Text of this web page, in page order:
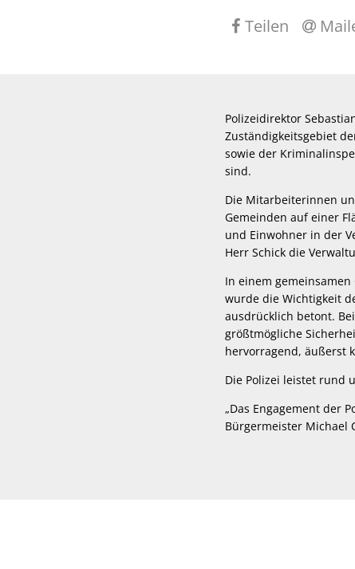
Teilen
Polizeidirektor
Zuständigkeitsgebiet
sowie der
sind.
Die Mitarbeiterinnen
Gemeinden auf einer
und Einwohner in der
Herr Schick die
In einem
wurde die Wichtigkeit
ausdrücklich betont.
größtmögliche
hervorragend, äußerst
Die Polizei leistet rund
„Das Engagement der
Bürgermeister Michael